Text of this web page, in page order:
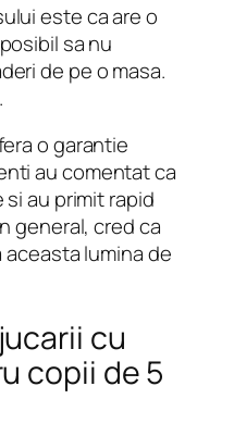
este ca are o
sa nu
de pe o masa.
o garantie
au comentat ca
au primit rapid
general, cred ca
aceasta lumina de
cu
copii de 5